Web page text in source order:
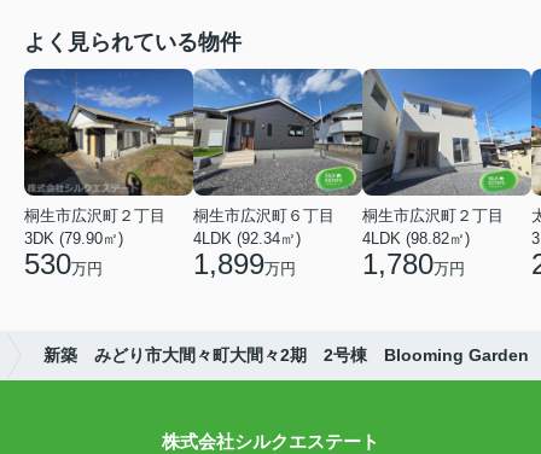
よく見られている物件
桐生市広沢町２丁目
3DK (79.90㎡)
530万円
桐生市広沢町６丁目
4LDK (92.34㎡)
1,899万円
桐生市広沢町２丁目
4LDK (98.82㎡)
1,780万円
新築 みどり市大間々町大間々2期 2号棟 Blooming Garden
株式会社シルクエステート